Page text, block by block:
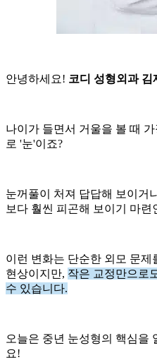
안녕하세요! 코디 성형외과 김
나이가 들면서 거울을 볼 때
로 '눈'이죠?
눈꺼풀이 처져 답답해 보이거
보다 훨씬 피곤해 보이기 마련
이런 변화는 단순한 외모 문
현상이지만, 작은 교정만으로
수 있습니다.
오늘은 중년 눈성형의 핵심을
요!